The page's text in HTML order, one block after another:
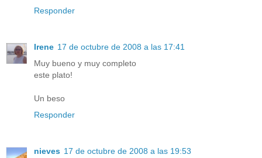
Responder
Irene 17 de octubre de 2008 a las 17:41
Muy bueno y muy completo
este plato!
Un beso
Responder
nieves 17 de octubre de 2008 a las 19:53